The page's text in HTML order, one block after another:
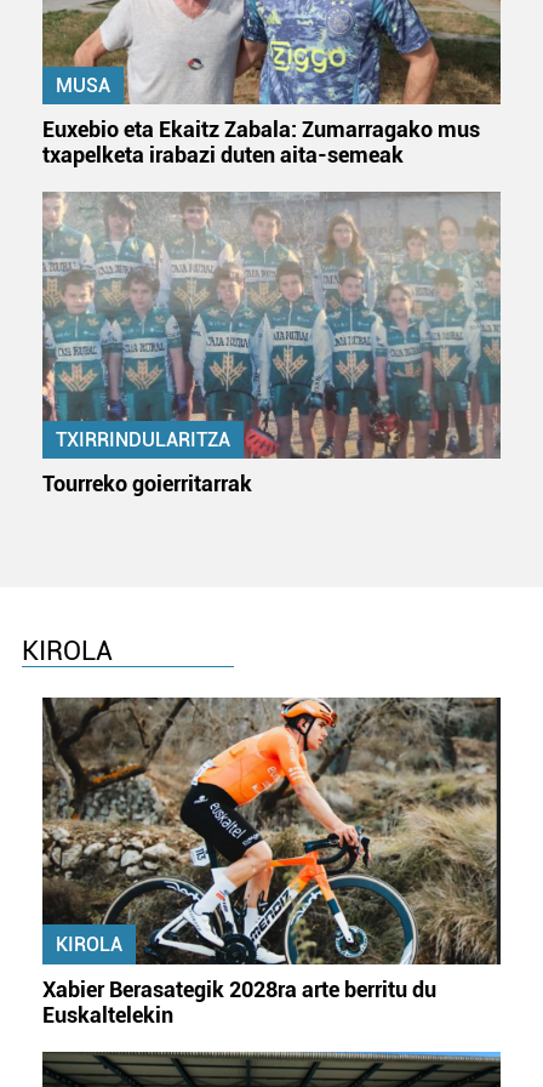
Lortu zure datu pertsonalak prozesatzeko moduari
buruzko informazio gehiago eta ezarri zure lehentasunak
datuen atalean. Edozein unetan alda edo ken dezakezu
Webgune honek cookie propioak eta hirugarrenen cookie-
fitxategiak erabiltzen ditu. Zure esperientzia eta
zerbitzuak hobetzeko asmoz, cookie teknologiaz
baliatzen gara. Ohar hau onartuz gero, teknologia hori
erabiltzeko baimen esplizitua ematen diguzu.Gehiago
irakurri
MUSA
Euxebio eta Ekaitz Zabala: Zumarragako mus
txapelketa irabazi duten aita-semeak
TXIRRINDULARITZA
Tourreko goierritarrak
KIROLA
KIROLA
Xabier Berasategik 2028ra arte berritu du
Euskaltelekin